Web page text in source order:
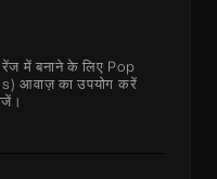
रेंज में बनाने के लिए Pop
आवाज़ का उपयोग करें